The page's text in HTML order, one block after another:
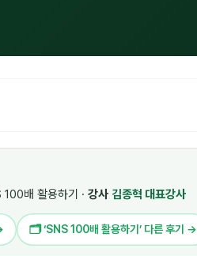
100배 활용하기 · 강사 김종혁 대표강사
🗂 ‘SNS 100배 활용하기’ 다른 후기 →